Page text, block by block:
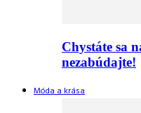
Chystáte sa
nezabúdajte!
Móda a krása